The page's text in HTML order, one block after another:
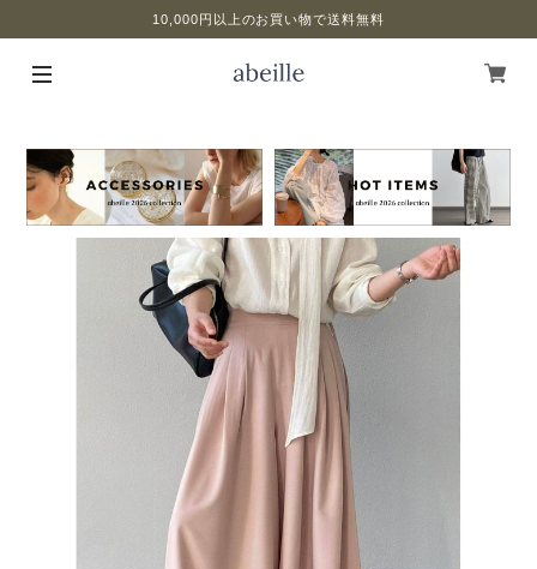
10,000円以上のお買い物で送料無料